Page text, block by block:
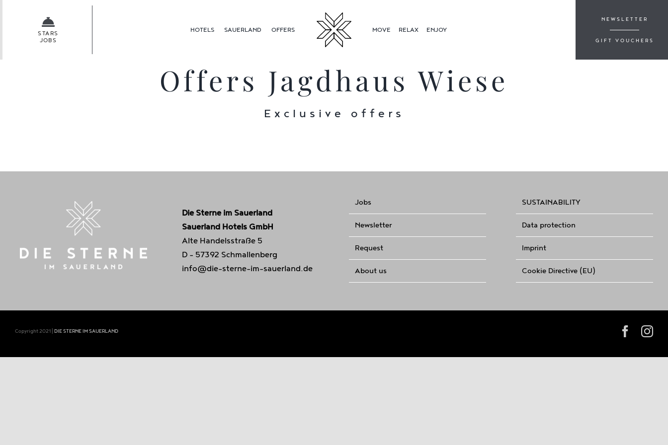
STARS
JOBS
HOTELS SAUERLAND OFFERS MOVE RELAX ENJOY
NEWSLETTER
GIFT VOUCHERS
Offers Jagdhaus Wiese
Exclusive offers
Die Sterne im Sauerland
Sauerland Hotels GmbH
Alte Handelsstraße 5
D - 57392 Schmallenberg
info@die-sterne-im-sauerland.de
Jobs
Newsletter
Request
About us
SUSTAINABILITY
Data protection
Imprint
Cookie Directive (EU)
Copyright 2021 | DIE STERNE IM SAUERLAND